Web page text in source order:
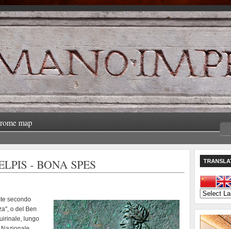
rome map
- BONA SPES
secondo
o del Ben
lungo